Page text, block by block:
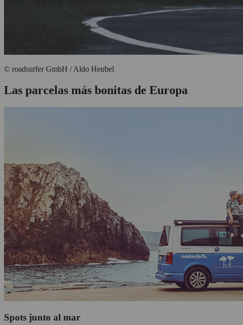
© roadsurfer GmbH / Aldo Heubel
Las parcelas más bonitas de Europa
Spots junto al mar